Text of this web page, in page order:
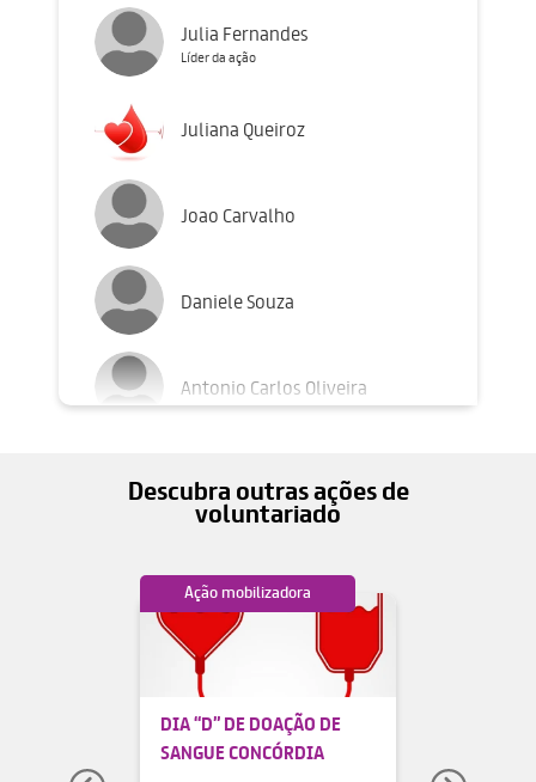
Julia Fernandes
Líder da ação
Juliana Queiroz
Joao Carvalho
Daniele Souza
Antonio Carlos Oliveira
Rafael Mendes
Delivar Silva
Descubra outras ações de
voluntariado
Ação mobilizadora
DIA “D” DE DOAÇÃO DE
SANGUE CONCÓRDIA